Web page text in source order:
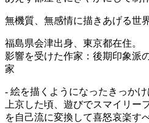
無機質、無感情に描きあげる世
福島県会津出身、東京都在住。
影響を受けた作家：後期印象派
家
- 絵を描くようになったきっかけ
上京した頃、遊びでスマイリー
を自己流に変換して喜怒哀楽す